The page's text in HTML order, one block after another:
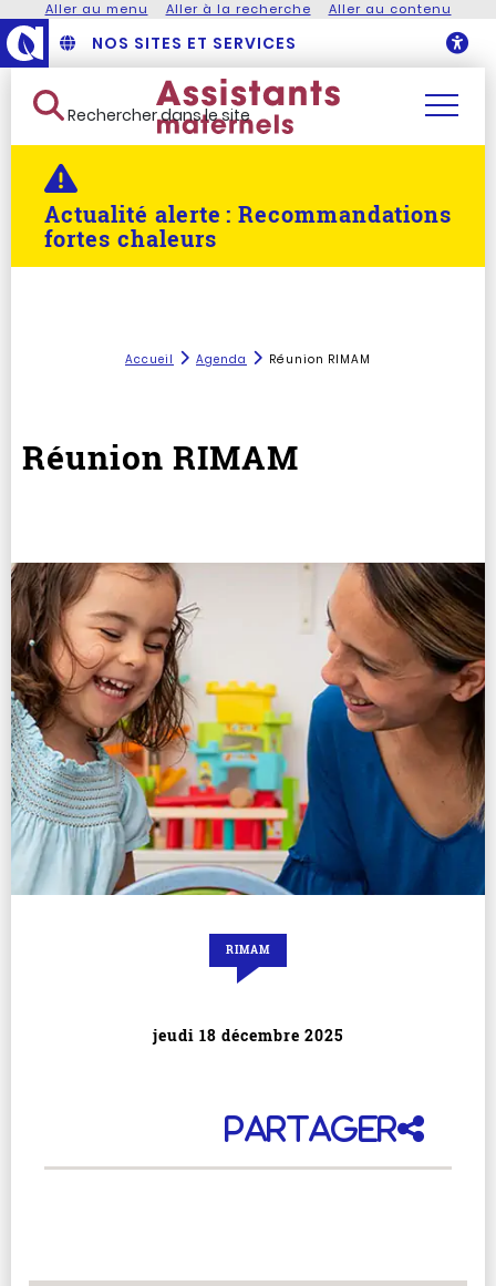
Aller au menu Aller à la recherche Aller au contenu
NOS SITES ET SERVICES
Rechercher dans le site
Actualité alerte : Recommandations
fortes chaleurs
Accueil Agenda Réunion RIMAM
Réunion RIMAM
RIMAM
jeudi 18 décembre 2025
Partager